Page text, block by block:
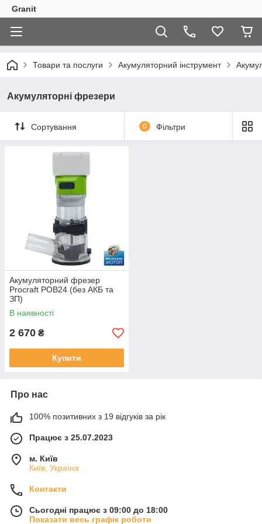
Granit
Товари та послуги Акумуляторний інструмент
Акумуляторні фрезери
Сортування 0 Фільтри
Акумуляторний фрезер
Procraft POB24 (без АКБ та
ЗП)
В наявності
2 670 ₴
Купити
Про нас
100% позитивних з 19 відгуків за рік
Працює з 25.07.2023
м. Київ
Київ, Україна
Контакти
Сьогодні працює з 09:00 до 18:00
Показати весь графік роботи